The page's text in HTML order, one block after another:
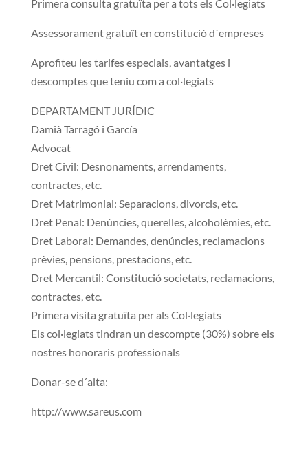
Primera consulta gratuïta per a tots els Col·legiats
Assessorament gratuït en constitució d´empreses
Aprofiteu les tarifes especials, avantatges i
descomptes que teniu com a col·legiats
DEPARTAMENT JURÍDIC
Damià Tarragó i García
Advocat
Dret Civil: Desnonaments, arrendaments,
contractes, etc.
Dret Matrimonial: Separacions, divorcis, etc.
Dret Penal: Denúncies, querelles, alcoholèmies, etc.
Dret Laboral: Demandes, denúncies, reclamacions
prèvies, pensions, prestacions, etc.
Dret Mercantil: Constitució societats, reclamacions,
contractes, etc.
Primera visita gratuïta per als Col·legiats
Els col·legiats tindran un descompte (30%) sobre els
nostres honoraris professionals
Donar-se d´alta:
http://www.sareus.com